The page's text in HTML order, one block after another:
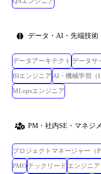
データ・AI・先端技術
データアーキテクト データサ
BIエンジニア AI・機械学習（
MLopsエンジニア
PM・社内SE・マネジ
プロジェクトマネージャー（
PMO テックリード エンジニ